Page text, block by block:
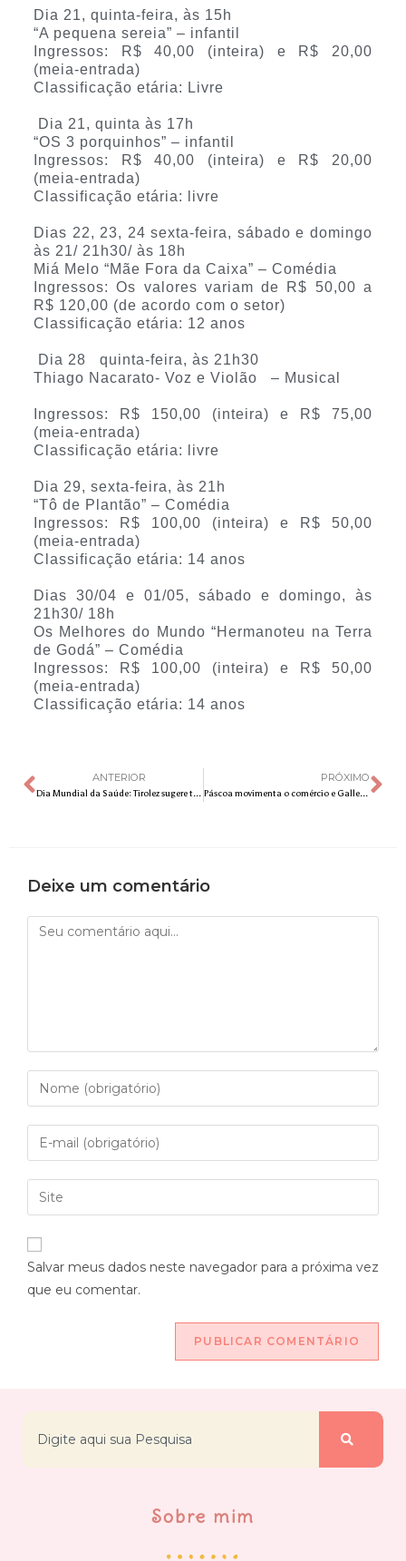
Dia 21, quinta-feira, às 15h
“A pequena sereia” – infantil
Ingressos: R$ 40,00 (inteira) e R$ 20,00
(meia-entrada)
Classificação etária: Livre
Dia 21, quinta às 17h
“OS 3 porquinhos” – infantil
Ingressos: R$ 40,00 (inteira) e R$ 20,00
(meia-entrada)
Classificação etária: livre
Dias 22, 23, 24 sexta-feira, sábado e domingo
às 21/ 21h30/ às 18h
Miá Melo “Mãe Fora da Caixa” – Comédia
Ingressos: Os valores variam de R$ 50,00 a
R$ 120,00 (de acordo com o setor)
Classificação etária: 12 anos
Dia 28 quinta-feira, às 21h30
Thiago Nacarato- Voz e Violão – Musical
Ingressos: R$ 150,00 (inteira) e R$ 75,00
(meia-entrada)
Classificação etária: livre
Dia 29, sexta-feira, às 21h
“Tô de Plantão” – Comédia
Ingressos: R$ 100,00 (inteira) e R$ 50,00
(meia-entrada)
Classificação etária: 14 anos
Dias 30/04 e 01/05, sábado e domingo, às
21h30/ 18h
Os Melhores do Mundo “Hermanoteu na Terra
de Godá” – Comédia
Ingressos: R$ 100,00 (inteira) e R$ 50,00
(meia-entrada)
Classificação etária: 14 anos
ANTERIOR
Dia Mundial da Saúde: Tirolez sugere três refeições saudáveis e práticas para o dia a dia
PRÓXIMO
Páscoa movimenta o comércio e Galleria Shopping oferece itens diferenciados e promoções especiais
Deixe um comentário
Salvar meus dados neste navegador para a próxima vez
que eu comentar.
Sobre mim